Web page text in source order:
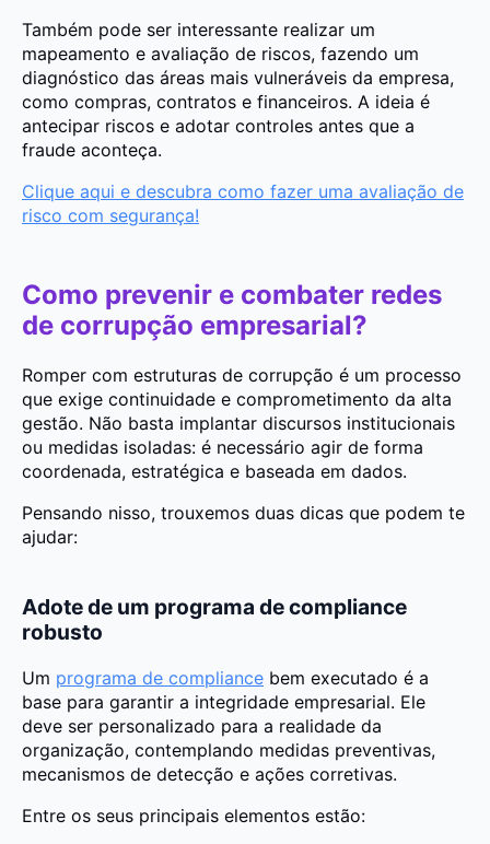
Também pode ser interessante realizar um
mapeamento e avaliação de riscos, fazendo um
diagnóstico das áreas mais vulneráveis da empresa,
como compras, contratos e financeiros. A ideia é
antecipar riscos e adotar controles antes que a
fraude aconteça.
Clique aqui e descubra como fazer uma avaliação de
risco com segurança!
Como prevenir e combater redes
de corrupção empresarial?
Romper com estruturas de corrupção é um processo
que exige continuidade e comprometimento da alta
gestão. Não basta implantar discursos institucionais
ou medidas isoladas: é necessário agir de forma
coordenada, estratégica e baseada em dados.
Pensando nisso, trouxemos duas dicas que podem te
ajudar:
Adote de um programa de compliance
robusto
Um programa de compliance bem executado é a
base para garantir a integridade empresarial. Ele
deve ser personalizado para a realidade da
organização, contemplando medidas preventivas,
mecanismos de detecção e ações corretivas.
Entre os seus principais elementos estão: